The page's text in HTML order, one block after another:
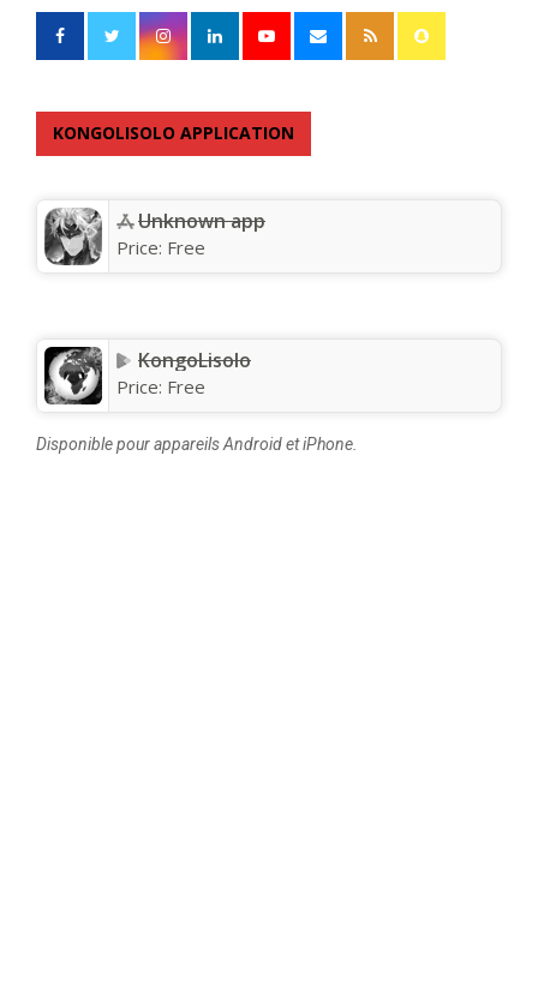
KONGOLISOLO APPLICATION
Unknown app
Price: Free
KongoLisolo
Price: Free
Disponible pour appareils Android et iPhone.